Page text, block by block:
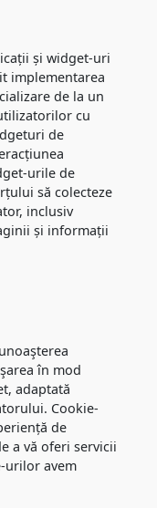
și widget-uri
implementarea
de la un
cu
de
urile de
să colecteze
inclusiv
și informații
în mod
adaptată
Cookie-
de
a vă oferi servicii
urilor avem